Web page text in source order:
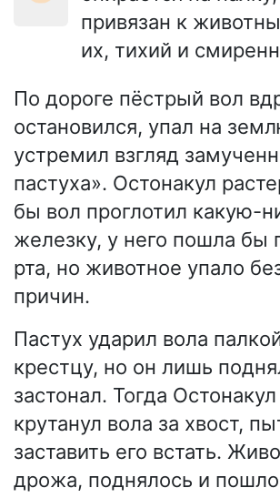
привязан к
их, тихий и
По дороге пёстрый вол
остановился, упал на
устремил взгляд
пастуха». Остонакул
бы вол проглотил какую-
железку, у него пошла бы
рта, но животное упало
причин.
Пастух ударил вола
крестцу, но он лишь
застонал. Тогда
крутанул вола за хвост,
заставить его встать.
дрожа, поднялось и